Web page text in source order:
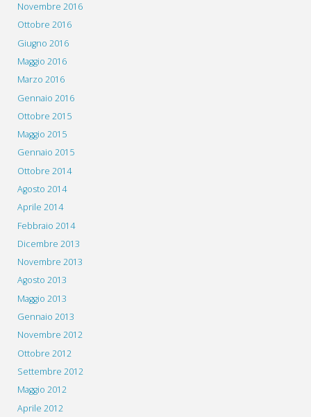
Novembre 2016
Ottobre 2016
Giugno 2016
Maggio 2016
Marzo 2016
Gennaio 2016
Ottobre 2015
Maggio 2015
Gennaio 2015
Ottobre 2014
Agosto 2014
Aprile 2014
Febbraio 2014
Dicembre 2013
Novembre 2013
Agosto 2013
Maggio 2013
Gennaio 2013
Novembre 2012
Ottobre 2012
Settembre 2012
Maggio 2012
Aprile 2012